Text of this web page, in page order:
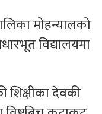
मोहन्यालको
विद्यालयमा
शिक्षीका देवकी